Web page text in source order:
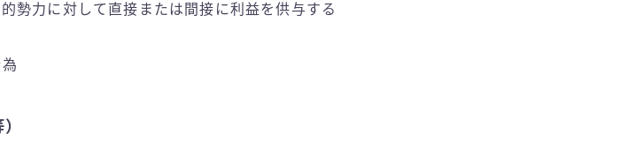
勢力に対して直接または間接に利益を供与する